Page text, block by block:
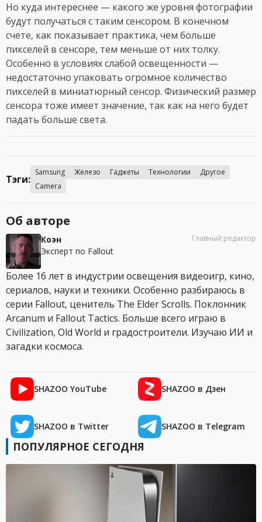
Но куда интереснее — какого же уровня фотографии
будут получаться с таким сенсором. В конечном
счете, как показывает практика, чем больше
пикселей в сенсоре, тем меньше от них толку.
Особенно в условиях слабой освещенности —
недостаточно упаковать огромное количество
пикселей в миниатюрный сенсор. Физический размер
сенсора тоже имеет значение, так как на него будет
падать больше света.
Тэги:
Samsung Железо Гаджеты Технологии
Другое
Camera
Об авторе
Коэн
Эксперт по Fallout
Главный редактор
Более 16 лет в индустрии освещения видеоигр, кино,
сериалов, науки и техники. Особенно разбираюсь в
серии Fallout, ценитель The Elder Scrolls. Поклонник
Arcanum и Fallout Tactics. Больше всего играю в
Civilization, Old World и градостроители. Изучаю ИИ и
загадки космоса.
SHAZOO YouTube SHAZOO в Дзен
SHAZOO в Twitter SHAZOO в Telegram
ПОПУЛЯРНОЕ СЕГОДНЯ